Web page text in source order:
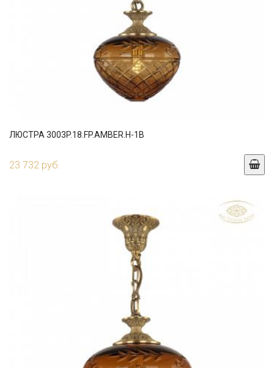
ЛЮСТРА 3003P.18.FP.AMBER.H-1B
23 732 руб.